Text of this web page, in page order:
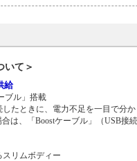
いて＞
給
ブル」搭載
たときに、電力不足を一目で分
は、「Boostケーブル」（USB接
リムボディー